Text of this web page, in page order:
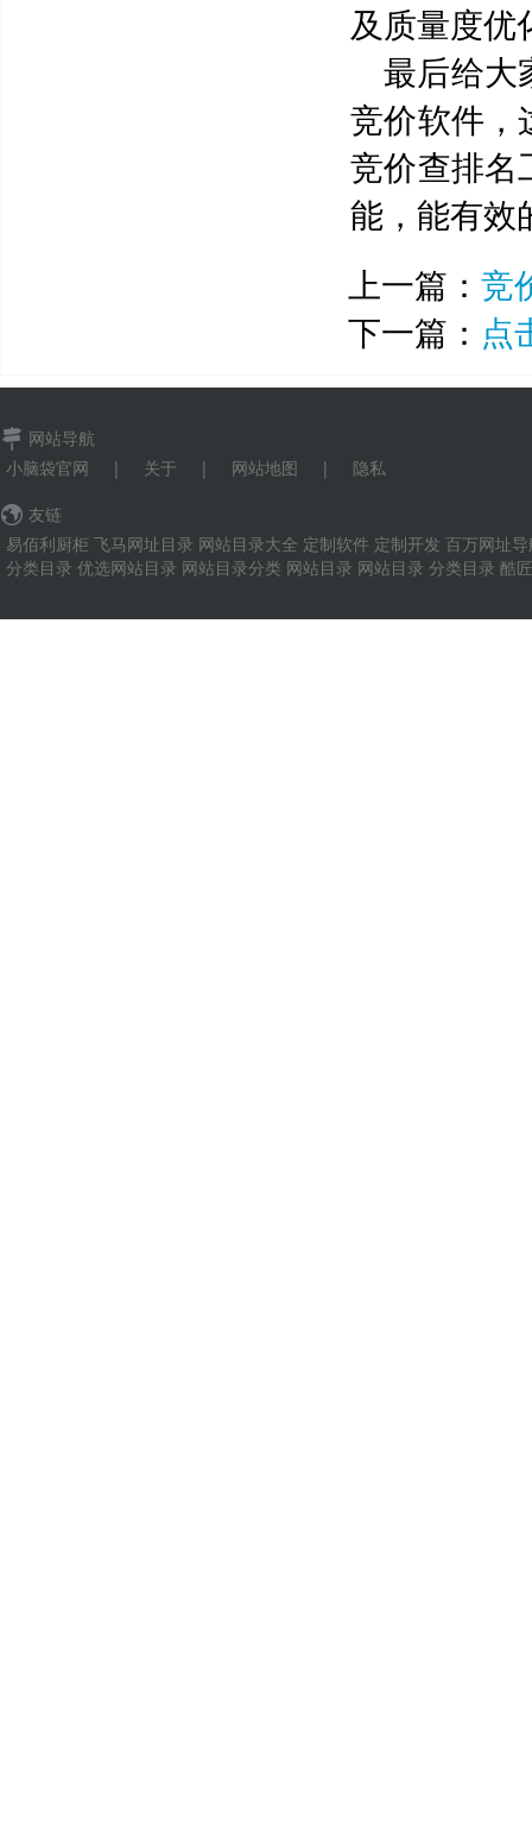
及质量度优
最后给
竞价软件，
竞价查排名
能，能有效
上一篇： 竞
下一篇： 点
网站导航
小脑袋官网
| 关于 | 网站地图 | 隐私
友链
易佰利厨柜 飞马网址目录 网站目录大全 定制软件 定制开发 百万网址
分类目录 优选网站目录 网站目录分类 网站目录 网站目录 分类目录 酷